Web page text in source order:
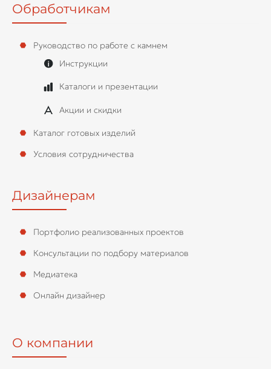
Обработчикам
Руководство по работе с камнем
Инструкции
Каталоги и презентации
Акции и скидки
Каталог готовых изделий
Условия сотрудничества
Дизайнерам
Портфолио реализованных проектов
Консультации по подбору материалов
Медиатека
Онлайн дизайнер
О компании